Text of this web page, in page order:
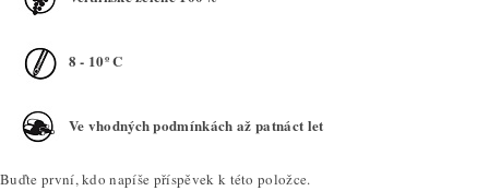
8 - 10º C
Ve vhodných podmínkách až patnáct let
Buďte první, kdo napíše příspěvek k této položce.